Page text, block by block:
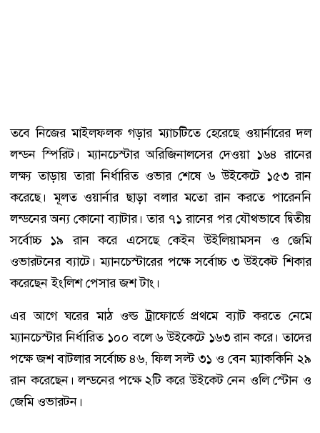
তবে নিজের মাইলফলক গড়ার ম্যাচটিতে হেরেছে ওয়ার্নারের দল
লন্ডন স্পিরিট। ম্যানচেস্টার অরিজিনালসের দেওয়া ১৬৪ রানের
লক্ষ্য তাড়ায় তারা নির্ধারিত ওভার শেষে ৬ উইকেটে ১৫৩ রান
করেছে। মূলত ওয়ার্নার ছাড়া বলার মতো রান করতে পারেননি
লন্ডনের অন্য কোনো ব্যাটার। তার ৭১ রানের পর যৌথভাবে দ্বিতীয়
সর্বোচ্চ ১৯ রান করে এসেছে কেইন উইলিয়ামসন ও জেমি
ওভারটনের ব্যাটে। ম্যানচেস্টারের পক্ষে সর্বোচ্চ ৩ উইকেট শিকার
করেছেন ইংলিশ পেসার জশ টাং।
এর আগে ঘরের মাঠ ওল্ড ট্রাফোর্ডে প্রথমে ব্যাট করতে নেমে
ম্যানচেস্টার নির্ধারিত ১০০ বলে ৬ উইকেটে ১৬৩ রান করে। তাদের
পক্ষে জশ বাটলার সর্বোচ্চ ৪৬, ফিল সল্ট ৩১ ও বেন ম্যাককিনি ২৯
রান করেছেন। লন্ডনের পক্ষে ২টি করে উইকেট নেন ওলি স্টোন ও
জেমি ওভারটন।